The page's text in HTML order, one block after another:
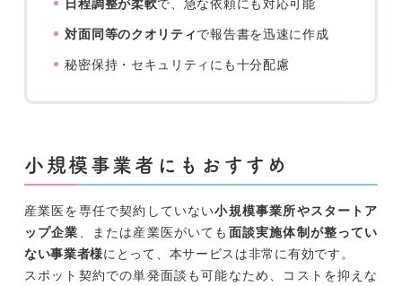
対面同等のクオリティで報告書を迅速に作成
秘密保持・セキュリティにも十分配慮
小規模事業者にもおすすめ
産業医を専任で契約していない小規模事業所やスタートア
ップ企業、または産業医がいても 面談実施体制が整ってい
ない事業者様にとって、本サービスは非常に有効です。
スポット契約での単発面談も可能なため、コストを抑えな